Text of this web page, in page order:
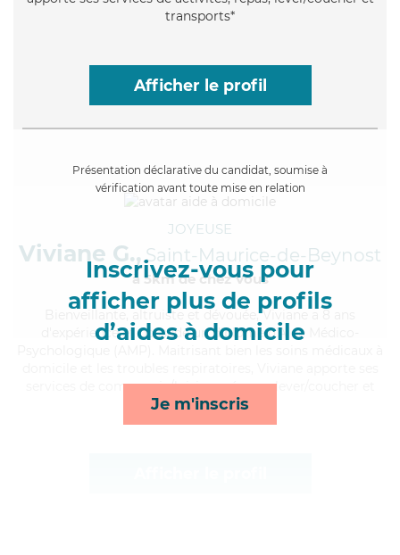
transports*
Afficher le profil
Présentation déclarative du candidat, soumise à
vérification avant toute mise en relation
Inscrivez-vous pour
afficher plus de profils
d’aides à domicile
Je m'inscris
JOYEUSE
Viviane G., Saint-Maurice-de-Beynost
à 5km de chez Vous
, altruiste et dévouée, Viviane a 8 ans
d'expérience et possède un diplôme d'Aide Médico-
services de compagnie/loisirs, ménage, lever/coucher et
repas*